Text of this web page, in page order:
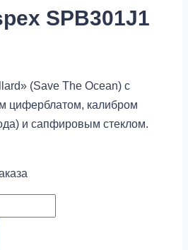
SPB301J1
(Save The Ocean) с
циферблатом, калибром
и сапфировым стеклом.